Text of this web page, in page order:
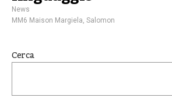
News
MM6 Maison Margiela Salomon
Cerca